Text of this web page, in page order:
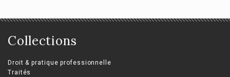
Collections
Droit & pratique professionnelle
Traités